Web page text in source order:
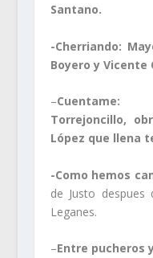
Santano.
-Cherriando:
Boyero y Vicente
–Cuentame:
Torrejoncillo,
López que llena
-Como hemos
de Justo
Leganes.
–Entre pucheros